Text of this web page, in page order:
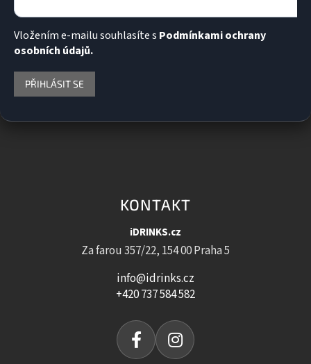
Vložením e-mailu souhlasíte s Podmínkami ochrany
osobních údajů.
PŘIHLÁSIT SE
KONTAKT
iDRINKS.cz
Za farou 357/22, 154 00 Praha 5
info@idrinks.cz
+420 737 584 582